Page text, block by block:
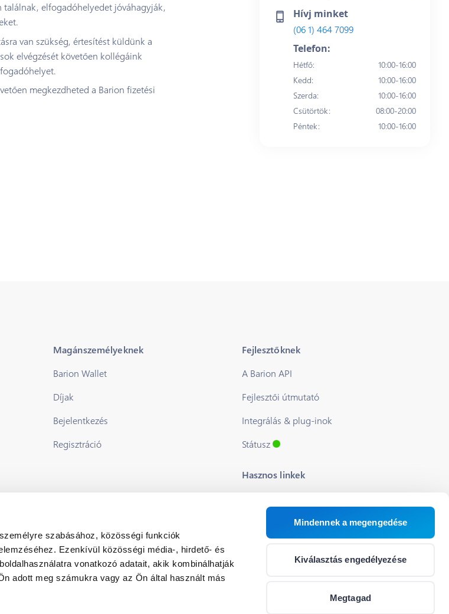
szabásához, közösségi funkciók
Ezenkívül közösségi média-, hirdető- és
vonatkozó adatait, akik kombinálhatják
adott meg számukra vagy az Ön által használt más
Mindennek a megengedése
Kiválasztás engedélyezése
Megtagad
elfogadóhelyedet jóváhagyják,
van szükség, értesítést küldünk a
elvégzését követően kollégáink
megkezdheted a Barion fizetési
Hívj minket
(06 1) 464 7099
Telefon:
Hétfő:
10:00-16:00
Kedd:
10:00-16:00
Szerda:
10:00-16:00
Csütörtök:
08:00-20:00
Péntek: 10:00-16:00
Magánszemélyeknek
Barion Wallet
Díjak
Bejelentkezés
Regisztráció
Fejlesztőknek
A Barion API
Fejlesztői útmutató
Integrálás & plug-inok
Státusz
Hasznos linkek